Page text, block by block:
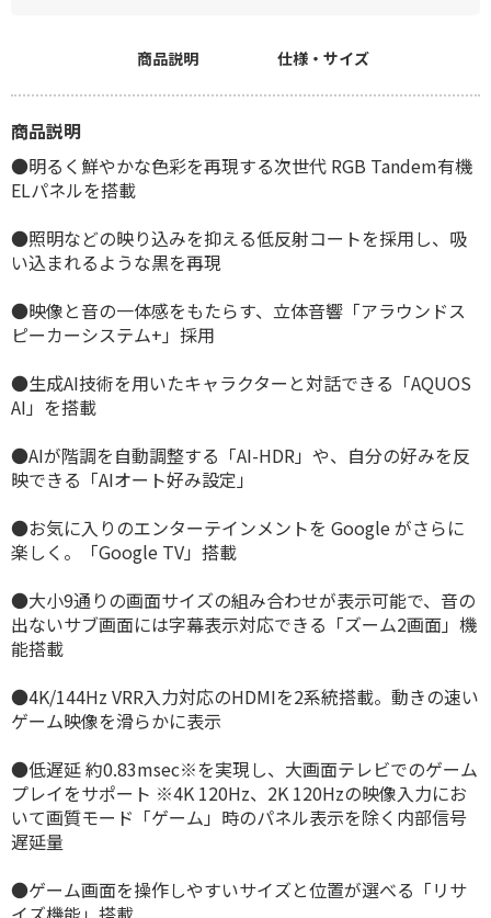
商品説明 仕様・サイズ
商品説明
●明るく鮮やかな色彩を再現する次世代 RGB Tandem有機
ELパネルを搭載
●照明などの映り込みを抑える低反射コートを採用し、吸
い込まれるような黒を再現
●映像と音の一体感をもたらす、立体音響「アラウンドス
ピーカーシステム+」採用
●生成AI技術を用いたキャラクターと対話できる「AQUOS
AI」を搭載
●AIが階調を自動調整する「AI-HDR」や、自分の好みを反
映できる「AIオート好み設定」
●お気に入りのエンターテインメントを Google がさらに
楽しく。「Google TV」搭載
●大小9通りの画面サイズの組み合わせが表示可能で、音の
出ないサブ画面には字幕表示対応できる「ズーム2画面」機
能搭載
●4K/144Hz VRR入力対応のHDMIを2系統搭載。動きの速い
ゲーム映像を滑らかに表示
●低遅延 約0.83msec※を実現し、大画面テレビでのゲーム
プレイをサポート ※4K 120Hz、2K 120Hzの映像入力にお
いて画質モード「ゲーム」時のパネル表示を除く内部信号
遅延量
●ゲーム画面を操作しやすいサイズと位置が選べる「リサ